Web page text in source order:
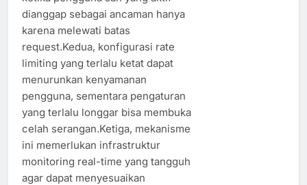
dianggap sebagai ancaman hanya
karena melewati batas
request.Kedua, konfigurasi rate
limiting yang terlalu ketat dapat
menurunkan kenyamanan
pengguna, sementara pengaturan
yang terlalu longgar bisa membuka
celah serangan.Ketiga, mekanisme
ini memerlukan infrastruktur
monitoring real-time yang tangguh
agar dapat menyesuaikan